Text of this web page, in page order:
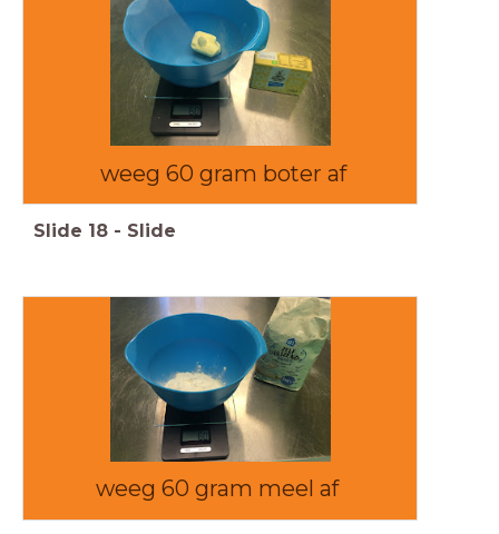
weeg 60 gram boter af
Slide 18 - Slide
weeg 60 gram meel af